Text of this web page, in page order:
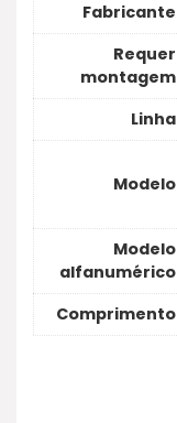
Fabricante
Requer
montagem
Linha
Modelo
Modelo
alfanumérico
Comprimento